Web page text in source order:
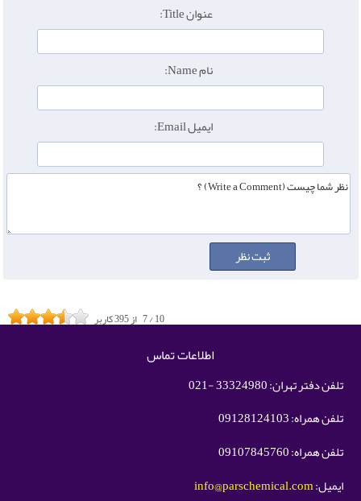
عنوان Title:
نام Name:
ایمیل Email:
7/10 از395کاربر
اطلاعات تماس
تلفن دفتر تهران: 33324980 -021
تلفن همراه: 09128124103
تلفن همراه: 09107845760
ایمیل:info@parschemical.com